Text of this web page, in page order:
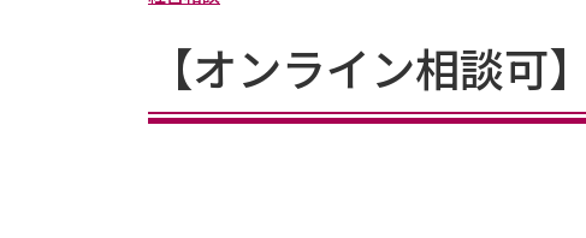
【オンライン相談